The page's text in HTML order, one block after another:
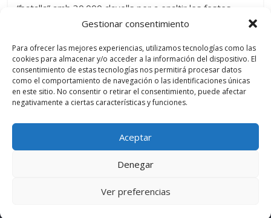
Gestionar consentimiento
Para ofrecer las mejores experiencias, utilizamos tecnologías como las
cookies para almacenar y/o acceder a la información del dispositivo. El
consentimiento de estas tecnologías nos permitirá procesar datos
como el comportamiento de navegación o las identificaciones únicas
en este sitio. No consentir o retirar el consentimiento, puede afectar
negativamente a ciertas características y funciones.
Aceptar
Denegar
Ver preferencias
“batalla” amb 30.000 clavells per a enaltir les festes
patronals. Les Falleres
Leer más
. Todos los derechos reservados.